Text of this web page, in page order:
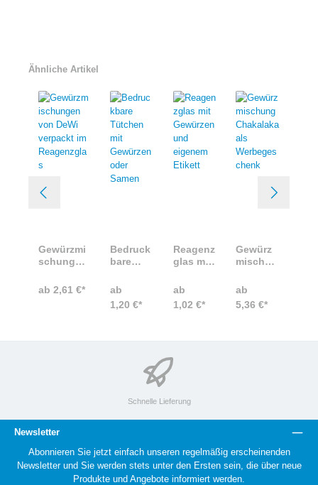
Ähnliche Artikel
Gewürzmi
schungen
verpackt
ab 2,61 €*
Bedruck
bare
mit
n oder
ab
1,20 €*
Reagenz
glas mit
n und
Etikett
ab
1,02 €*
Gewürz
mischun
Chakala
Werbege
ab
5,36 €*
Schnelle Lieferung
Newsletter
Abonnieren Sie jetzt einfach unseren regelmäßig erscheinenden
Newsletter und Sie werden stets unter den Ersten sein, die über neue
Produkte und Angebote informiert werden.